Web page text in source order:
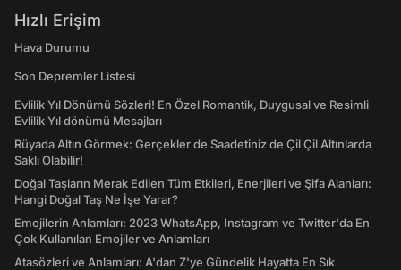
Hızlı Erişim
Hava Durumu
Son Depremler Listesi
Evlilik Yıl Dönümü Sözleri! En Özel Romantik, Duygusal ve Resimli
Evlilik Yıl dönümü Mesajları
Rüyada Altın Görmek: Gerçekler de Saadetiniz de Çil Çil Altınlarda
Saklı Olabilir!
Doğal Taşların Merak Edilen Tüm Etkileri, Enerjileri ve Şifa Alanları:
Hangi Doğal Taş Ne İşe Yarar?
Emojilerin Anlamları: 2023 WhatsApp, Instagram ve Twitter'da En
Çok Kullanılan Emojiler ve Anlamları
Atasözleri ve Anlamları: A'dan Z'ye Gündelik Hayatta En Sık